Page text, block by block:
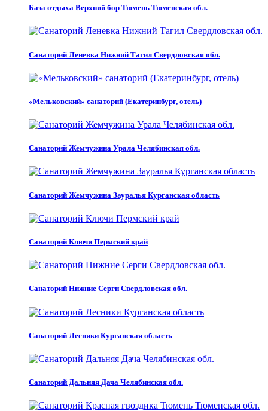
База отдыха Верхний бор Тюмень Тюменская обл.
Санаторий Леневка Нижний Тагил Свердловская обл.
«Мельковский» санаторий (Екатеринбург, отель)
Санаторий Жемчужина Урала Челябинская обл.
Санаторий Жемчужина Зауралья Курганская область
Санаторий Ключи Пермский край
Санаторий Нижние Серги Свердловская обл.
Санаторий Лесники Курганская область
Санаторий Дальняя Дача Челябинская обл.